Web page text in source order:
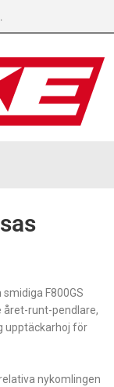
F800GS
året-runt-pendlare,
upptäckarhoj för
nykomlingen